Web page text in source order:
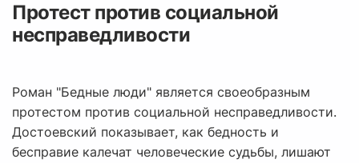
Протест против социальной
несправедливости
Роман "Бедные люди" является своеобразным
протестом против социальной несправедливости.
Достоевский показывает, как бедность и
бесправие калечат человеческие судьбы, лишают